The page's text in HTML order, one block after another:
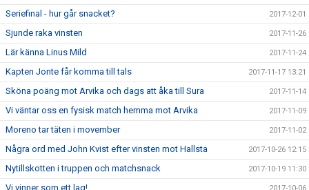
Seriefinal - hur går snacket? 2017-12-01
Sjunde raka vinsten 2017-11-26
Lär känna Linus Mild 2017-11-24
Kapten Jonte får komma till tals 2017-11-17 13:21
Sköna poäng mot Arvika och dags att åka till Sura 2017-11-14
Vi väntar oss en fysisk match hemma mot Arvika 2017-11-09
Moreno tar täten i movember 2017-11-02
Några ord med John Kvist efter vinsten mot Hallsta 2017-10-26 12:15
Nytillskotten i truppen och matchsnack 2017-10-19 11:30
Vi vinner som ett lag!